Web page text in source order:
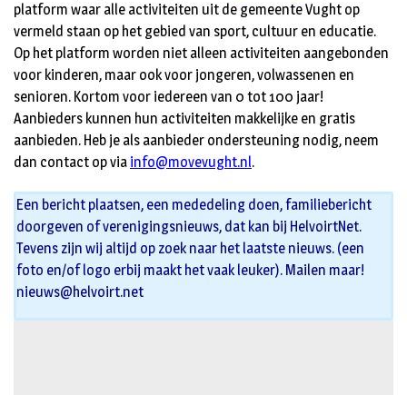
platform waar alle activiteiten uit de gemeente Vught op
vermeld staan op het gebied van sport, cultuur en educatie.
Op het platform worden niet alleen activiteiten aangebonden
voor kinderen, maar ook voor jongeren, volwassenen en
senioren. Kortom voor iedereen van 0 tot 100 jaar!
Aanbieders kunnen hun activiteiten makkelijke en gratis
aanbieden. Heb je als aanbieder ondersteuning nodig, neem
dan contact op via info@movevught.nl.
Een bericht plaatsen, een mededeling doen, familiebericht
doorgeven of verenigingsnieuws, dat kan bij HelvoirtNet.
Tevens zijn wij altijd op zoek naar het laatste nieuws. (een
foto en/of logo erbij maakt het vaak leuker). Mailen maar!
nieuws@helvoirt.net